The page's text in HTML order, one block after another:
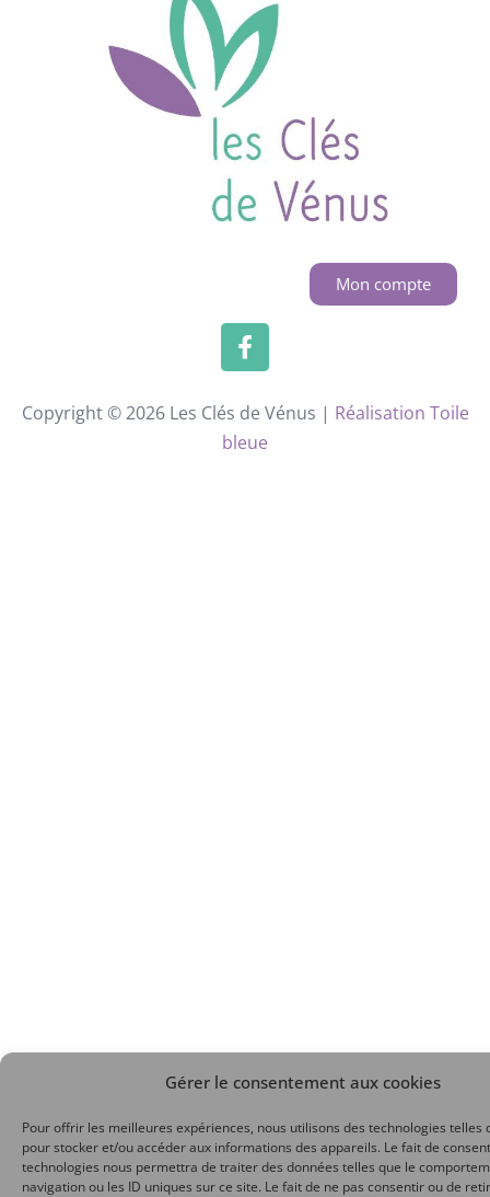
Gérer le consentement aux cookies
Pour offrir les meilleures expériences, nous utilisons des technologies telles
pour stocker et/ou accéder aux informations des appareils. Le fait de
technologies nous permettra de traiter des données telles que le
navigation ou les ID uniques sur ce site. Le fait de ne pas consentir ou de
Mon compte
Copyright © 2026 Les Clés de Vénus | Réalisation Toile
bleue